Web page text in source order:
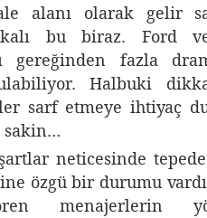
alanı olarak gelir
bu biraz. Ford
gereğinden fazla
Halbuki
sarf etmeye ihtiyaç
sakin…
neticesinde
özgü bir durumu
menajerlerin